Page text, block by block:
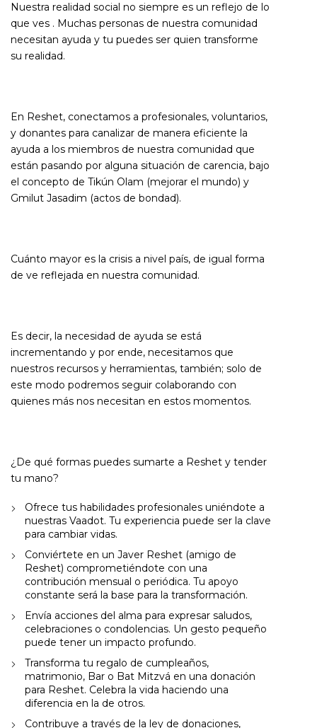
Nuestra realidad social no siempre es un reflejo de lo
que ves . Muchas personas de nuestra comunidad
necesitan ayuda y tu puedes ser quien transforme
su realidad.
En Reshet, conectamos a profesionales, voluntarios,
y donantes para canalizar de manera eficiente la
ayuda a los miembros de nuestra comunidad que
están pasando por alguna situación de carencia, bajo
el concepto de Tikún Olam (mejorar el mundo) y
Gmilut Jasadim (actos de bondad).
Cuánto mayor es la crisis a nivel país, de igual forma
de ve reflejada en nuestra comunidad.
Es decir, la necesidad de ayuda se está
incrementando y por ende, necesitamos que
nuestros recursos y herramientas, también; solo de
este modo podremos seguir colaborando con
quienes más nos necesitan en estos momentos.
¿De qué formas puedes sumarte a Reshet y tender
tu mano?
Ofrece tus habilidades profesionales uniéndote a
nuestras Vaadot. Tu experiencia puede ser la clave
para cambiar vidas.
Conviértete en un Javer Reshet (amigo de
Reshet) comprometiéndote con una
contribución mensual o periódica. Tu apoyo
constante será la base para la transformación.
Envía acciones del alma para expresar saludos,
celebraciones o condolencias. Un gesto pequeño
puede tener un impacto profundo.
Transforma tu regalo de cumpleaños,
matrimonio, Bar o Bat Mitzvá en una donación
para Reshet. Celebra la vida haciendo una
diferencia en la de otros.
Contribuye a través de la ley de donaciones,